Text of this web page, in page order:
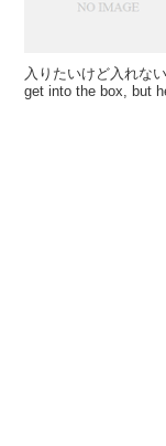
入りたいけど入れな
get into the box, but